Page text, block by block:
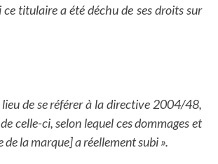
titulaire a été déchu de ses droits sur
de se référer à la directive 2004/48,
celle-ci, selon lequel ces dommages et
la marque] a réellement subi ».